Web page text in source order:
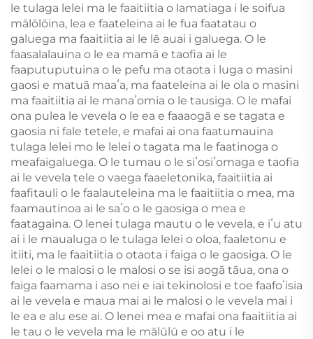
le tulaga lelei ma le faaitiitia o lamatiaga i le soifua
mālōlōina, lea e faateleina ai le fua faatatau o
galuega ma faaitiitia ai le lē auai i galuega. O le
faasalalauina o le ea mamā e taofia ai le
faaputuputuina o le pefu ma otaota i luga o masini
gaosi e matuā maaʻa, ma faateleina ai le ola o masini
ma faaitiitia ai le manaʻomia o le tausiga. O le mafai
ona pulea le vevela o le ea e faaaogā e se tagata e
gaosia ni fale tetele, e mafai ai ona faatumauina
tulaga lelei mo le lelei o tagata ma le faatinoga o
meafaigaluega. O le tumau o le siʻosiʻomaga e taofia
ai le vevela tele o vaega faaeletonika, faaitiitia ai
faafitauli o le faalauteleina ma le faaitiitia o mea, ma
faamautinoa ai le saʻo o le gaosiga o mea e
faatagaina. O lenei tulaga mautu o le vevela, e iʻu atu
ai i le maualuga o le tulaga lelei o oloa, faaletonu e
itiiti, ma le faaitiitia o otaota i faiga o le gaosiga. O le
lelei o le malosi o le malosi o se isi aogā tāua, ona o
faiga faamama i aso nei e iai tekinolosi e toe faafoʻisia
ai le vevela e maua mai ai le malosi o le vevela mai i
le ea e alu ese ai. O lenei mea e mafai ona faaitiitia ai
le tau o le vevela ma le mālūlū e oo atu i le